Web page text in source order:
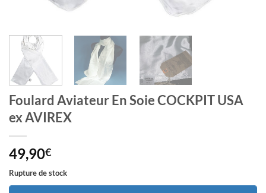
Foulard Aviateur En Soie COCKPIT USA
ex AVIREX
49,90€
Rupture de stock